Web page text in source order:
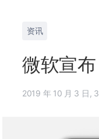
资讯
微软宣